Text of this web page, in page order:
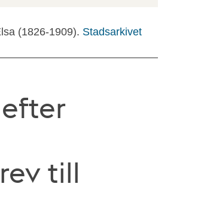
(1826-1909). Stadsarkivet
till